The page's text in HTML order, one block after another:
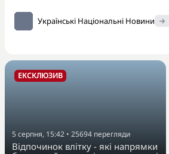
Українські Національні Новини
ЕКСКЛЮЗИВ
5 серпня, 15:42 • 25694 перегляди
Відпочинок влітку - які напрямки